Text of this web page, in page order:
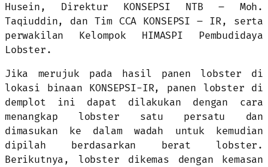
Husein, Direktur KONSEPSI NTB – Moh.
Taqiuddin, dan Tim CCA KONSEPSI – IR, serta
perwakilan Kelompok HIMASPI Pembudidaya
Lobster.
Jika merujuk pada hasil panen lobster di
lokasi binaan KONSEPSI-IR, panen lobster di
demplot ini dapat dilakukan dengan cara
menangkap lobster satu persatu dan
dimasukan ke dalam wadah untuk kemudian
dipilah berdasarkan berat lobster.
Berikutnya, lobster dikemas dengan kemasan